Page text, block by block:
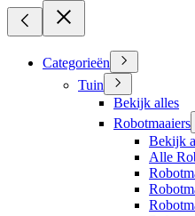
Categorieën
Tuin
Bekijk alles
Robotmaaiers
Bekijk
Alle